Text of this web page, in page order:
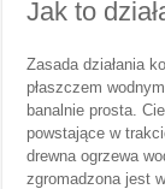
Jak to
Zasada działania
płaszczem
banalnie prosta.
powstające w
drewna ogrzewa
zgromadzona jest